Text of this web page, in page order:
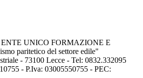
UNICO FORMAZIONE E
paritetico del settore edile"
- 73100 Lecce - Tel: 0832.332095
- P.Iva: 03005550755 - PEC: